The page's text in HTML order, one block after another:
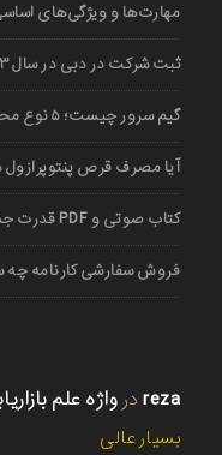
مهارت‌ها و ویژگی‌های
ثبت شرکت در دبی در سال ۱۴۰۳
گیم سرور چیست؛ ۵ نوع محبوب آن
آیا مصرف قرص
کتاب صوتی و PDF قدرت جذبه از برایان تریسی
فروش سفارشی کارنامه
reza در واژه علم
بسیار عالی